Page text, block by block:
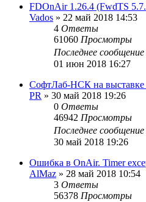
FDOnAir 1.26.4 (FwdTS
Vados » 22 май 2018 14:53
4 Ответы
61060 Просмотры
Последнее сообщение
01 июн 2018 16:27
СофтЛаб-НСК на выставке
PR » 30 май 2018 19:26
0 Ответы
46942 Просмотры
Последнее сообщение
30 май 2018 19:26
Ошибка в OnAir. Timer
AlMaz » 28 май 2018 10:54
3 Ответы
56378 Просмотры